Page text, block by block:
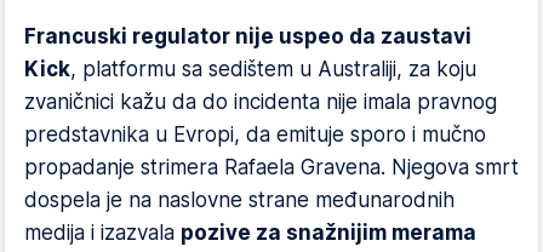
Francuski regulator nije uspeo da zaustavi
Kick, platformu sa sedištem u Australiji, za koju
zvaničnici kažu da do incidenta nije imala pravnog
predstavnika u Evropi, da emituje sporo i mučno
propadanje strimera Rafaela Gravena. Njegova smrt
dospela je na naslovne strane međunarodnih
medija i izazvala pozive za snažnijim merama